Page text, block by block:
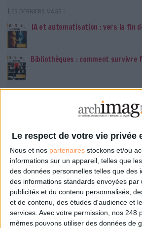
Le respect de votre vie privée
Nous et nos partenaires stockons et/ou
informations sur un appareil, telles que
des données personnelles telles que des
des informations standards envoyées par
publicités et du contenu personnalisés,
et de contenu, des études d'audience et
services. Avec votre permission, nos 248
mêmes pouvons utiliser des données de
Les derniers mags :
IA et automatisation : vers la fin
Bibliothèques : comment survivre
DSI du secteur public : le pivot
Les derniers guides :
IA génératives : cas d’usage et
Archivage physique et
outils
Stratégie data : tirez profit de
données